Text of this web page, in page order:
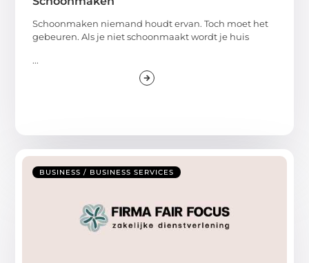
Schoonmaken niemand houdt ervan. Toch moet het
gebeuren. Als je niet schoonmaakt wordt je huis
...
BUSINESS / BUSINESS SERVICES